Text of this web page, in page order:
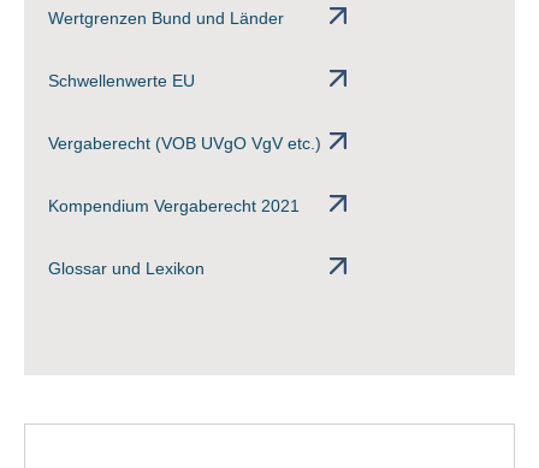
Wertgrenzen Bund und Länder
Schwellenwerte EU
Vergaberecht (VOB UVgO VgV etc.)
Kompendium Vergaberecht 2021
Glossar und Lexikon